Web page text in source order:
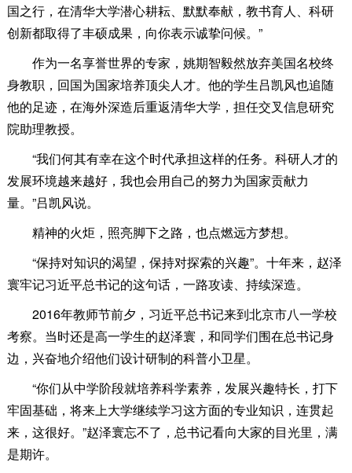
国之行，在清华大学潜心耕耘、默默奉献，教书育人、科研
创新都取得了丰硕成果，向你表示诚挚问候。”
作为一名享誉世界的专家，姚期智毅然放弃美国名校终
身教职，回国为国家培养顶尖人才。他的学生吕凯风也追随
他的足迹，在海外深造后重返清华大学，担任交叉信息研究
院助理教授。
“我们何其有幸在这个时代承担这样的任务。科研人才的
发展环境越来越好，我也会用自己的努力为国家贡献力
量。”吕凯风说。
精神的火炬，照亮脚下之路，也点燃远方梦想。
“保持对知识的渴望，保持对探索的兴趣”。十年来，赵泽
寰牢记习近平总书记的这句话，一路攻读、持续深造。
2016年教师节前夕，习近平总书记来到北京市八一学校
考察。当时还是高一学生的赵泽寰，和同学们围在总书记身
边，兴奋地介绍他们设计研制的科普小卫星。
“你们从中学阶段就培养科学素养，发展兴趣特长，打下
牢固基础，将来上大学继续学习这方面的专业知识，连贯起
来，这很好。”赵泽寰忘不了，总书记看向大家的目光里，满
是期许。